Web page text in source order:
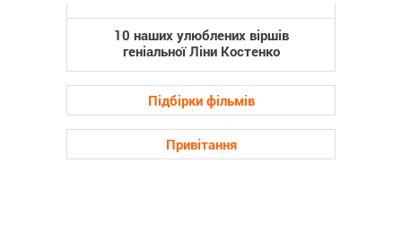
10 наших улюблених віршів
геніальної Ліни Костенко
Підбірки фільмів
Привітання